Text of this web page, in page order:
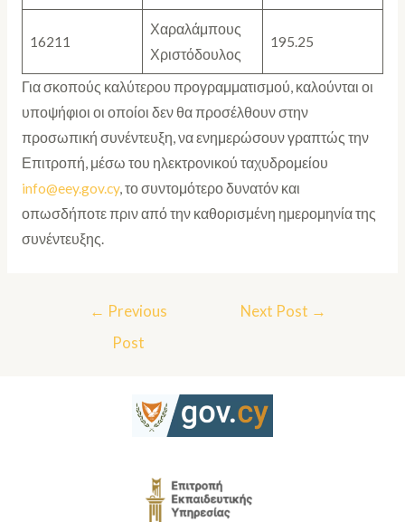
16211
Χαραλάμπους
Χριστόδουλος
195.25
Για σκοπούς καλύτερου προγραμματισμού, καλούνται οι
υποψήφιοι οι οποίοι δεν θα προσέλθουν στην
προσωπική συνέντευξη, να ενημερώσουν γραπτώς την
Επιτροπή, μέσω του ηλεκτρονικού ταχυδρομείου
info@eey.gov.cy, το συντομότερο δυνατόν και
οπωσδήποτε πριν από την καθορισμένη ημερομηνία της
συνέντευξης.
← Previous
Post
Next Post →